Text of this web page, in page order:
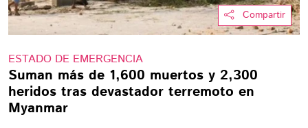
Compartir
ESTADO DE EMERGENCIA
Suman más de 1,600 muertos y 2,300
heridos tras devastador terremoto en
Myanmar